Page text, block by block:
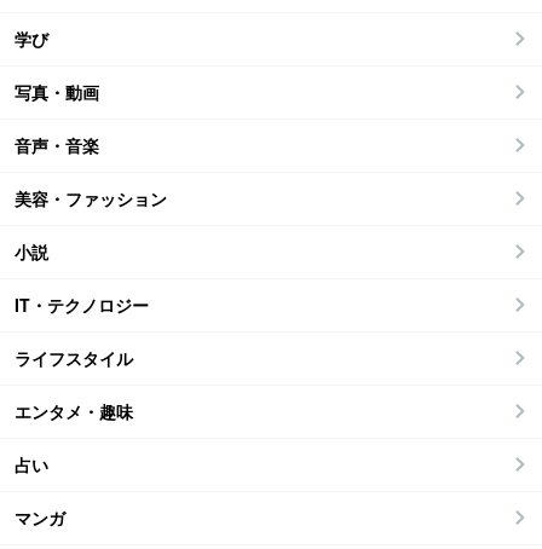
学び
写真・動画
音声・音楽
美容・ファッション
小説
IT・テクノロジー
ライフスタイル
エンタメ・趣味
占い
マンガ